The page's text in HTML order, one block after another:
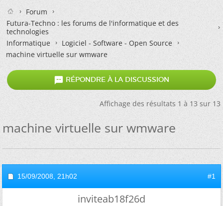
Forum
Futura-Techno : les forums de l'informatique et des
technologies
Informatique
Logiciel - Software - Open Source
machine virtuelle sur wmware
 RÉPONDRE À LA DISCUSSION
Affichage des résultats 1 à 13 sur 13
machine virtuelle sur wmware
15/09/2008, 21h02 #1
inviteab18f26d